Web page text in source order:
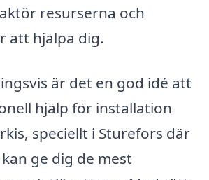
resurserna och
att hjälpa dig.
är det en god idé att
hjälp för installation
speciellt i Sturefors där
ge dig de mest